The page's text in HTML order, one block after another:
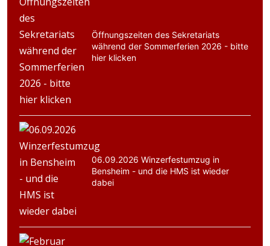
Öffnungszeiten des Sekretariats
während der Sommerferien 2026 - bitte
hier klicken
06.09.2026 Winzerfestumzug in
Bensheim - und die HMS ist wieder
dabei